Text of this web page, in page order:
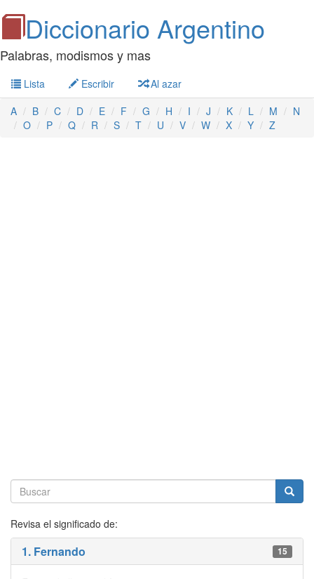
Diccionario Argentino
Palabras, modismos y mas
Lista Escribir
Al azar
A
B C D E F G H I J K L M
N
O
P Q R S T U V W X Y Z
Revisa el significado de:
1. Fernando 15